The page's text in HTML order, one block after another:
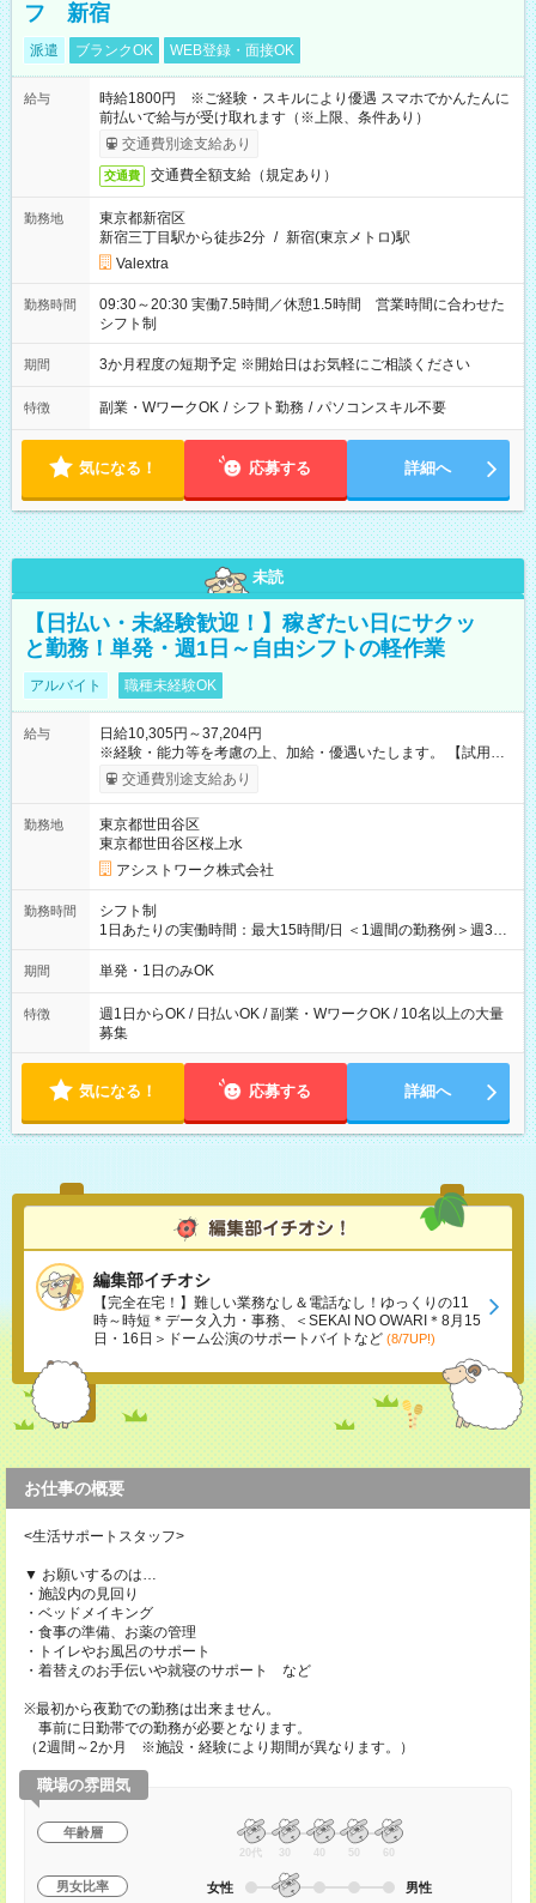
フ 新宿
派遣 ブランクOK WEB登録・面接OK
給与
時給1800円 ※ご経験・スキルにより優遇 スマホでかんたんに
前払いで給与が受け取れます（※上限、条件あり）
交通費別途支給あり
交通費 交通費全額支給（規定あり）
勤務地
東京都新宿区
新宿三丁目駅から徒歩2分 / 新宿(東京メトロ)駅
Valextra
勤務時間
09:30～20:30 実働7.5時間／休憩1.5時間 営業時間に合わせた
シフト制
期間 3か月程度の短期予定 ※開始日はお気軽にご相談ください
特徴 副業・WワークOK / シフト勤務 / パソコンスキル不要
気になる！ 応募する 詳細へ
未読
【日払い・未経験歓迎！】稼ぎたい日にサクッ
と勤務！単発・週1日～自由シフトの軽作業
アルバイト 職種未経験OK
給与
日給10,305円～37,204円
※経験・能力等を考慮の上、加給・優遇いたします。 【試用期
間】試用期間なし
交通費別途支給あり
勤務地
東京都世田谷区
東京都世田谷区桜上水
アシストワーク株式会社
勤務時間
シフト制
1日あたりの実働時間：最大15時間/日 ＜1週間の勤務例＞週3回
勤務 勤務：月・水・金 休み：火・木・土・日 好きな時にお仕事
可能です！ ※1日あたりの最大実働時間は日勤、夜勤共に勤務し
期間 単発・1日のみOK
特徴
週1日からOK / 日払いOK / 副業・WワークOK / 10名以上の大量
募集
気になる！ 応募する 詳細へ
編集部イチオシ
【完全在宅！】難しい業務なし＆電話なし！ゆっくりの11
時～時短＊データ入力・事務、＜SEKAI NO OWARI＊8月15
日・16日＞ドーム公演のサポートバイトなど (8/7UP!)
お仕事の概要
<生活サポートスタッフ>
▼ お願いするのは…
・施設内の見回り
・ベッドメイキング
・食事の準備、お薬の管理
・トイレやお風呂のサポート
・着替えのお手伝いや就寝のサポート など
※最初から夜勤での勤務は出来ません。
事前に日勤帯での勤務が必要となります。
（2週間～2か月 ※施設・経験により期間が異なります。）
職場の雰囲気
年齢層
20代 30 40 50 60
男女比率 女性 男性